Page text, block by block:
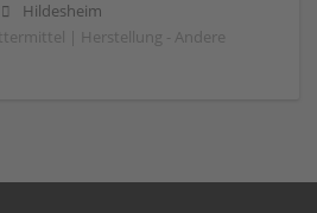
Hildesheim
| Herstellung - Andere